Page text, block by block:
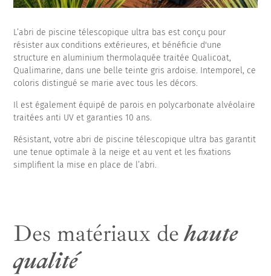
L’abri de piscine télescopique ultra bas est conçu pour
résister aux conditions extérieures, et bénéficie d'une
structure en aluminium thermolaquée traitée Qualicoat,
Qualimarine, dans une belle teinte gris ardoise. Intemporel, ce
coloris distingué se marie avec tous les décors.
Il est également équipé de parois en polycarbonate alvéolaire
traitées anti UV et garanties 10 ans.
Résistant, votre abri de piscine télescopique ultra bas garantit
une tenue optimale à la neige et au vent et les fixations
simplifient la mise en place de l’abri.
Des matériaux dehaute
qualité